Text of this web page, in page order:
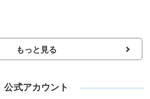
もっと見る
公式アカウント